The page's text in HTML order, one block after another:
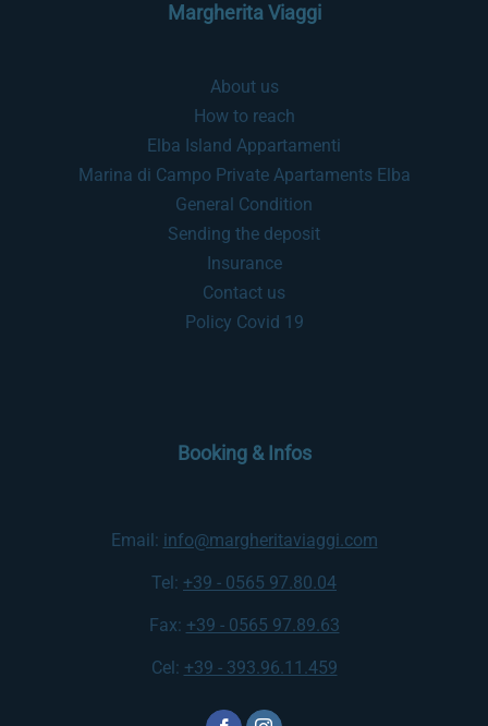
Margherita Viaggi
About us
How to reach
Elba Island Appartamenti
Marina di Campo Private Apartaments Elba
General Condition
Sending the deposit
Insurance
Contact us
Policy Covid 19
Booking & Infos
Email: info@margheritaviaggi.com
Tel: +39 - 0565 97.80.04
Fax: +39 - 0565 97.89.63
Cel: +39 - 393.96.11.459